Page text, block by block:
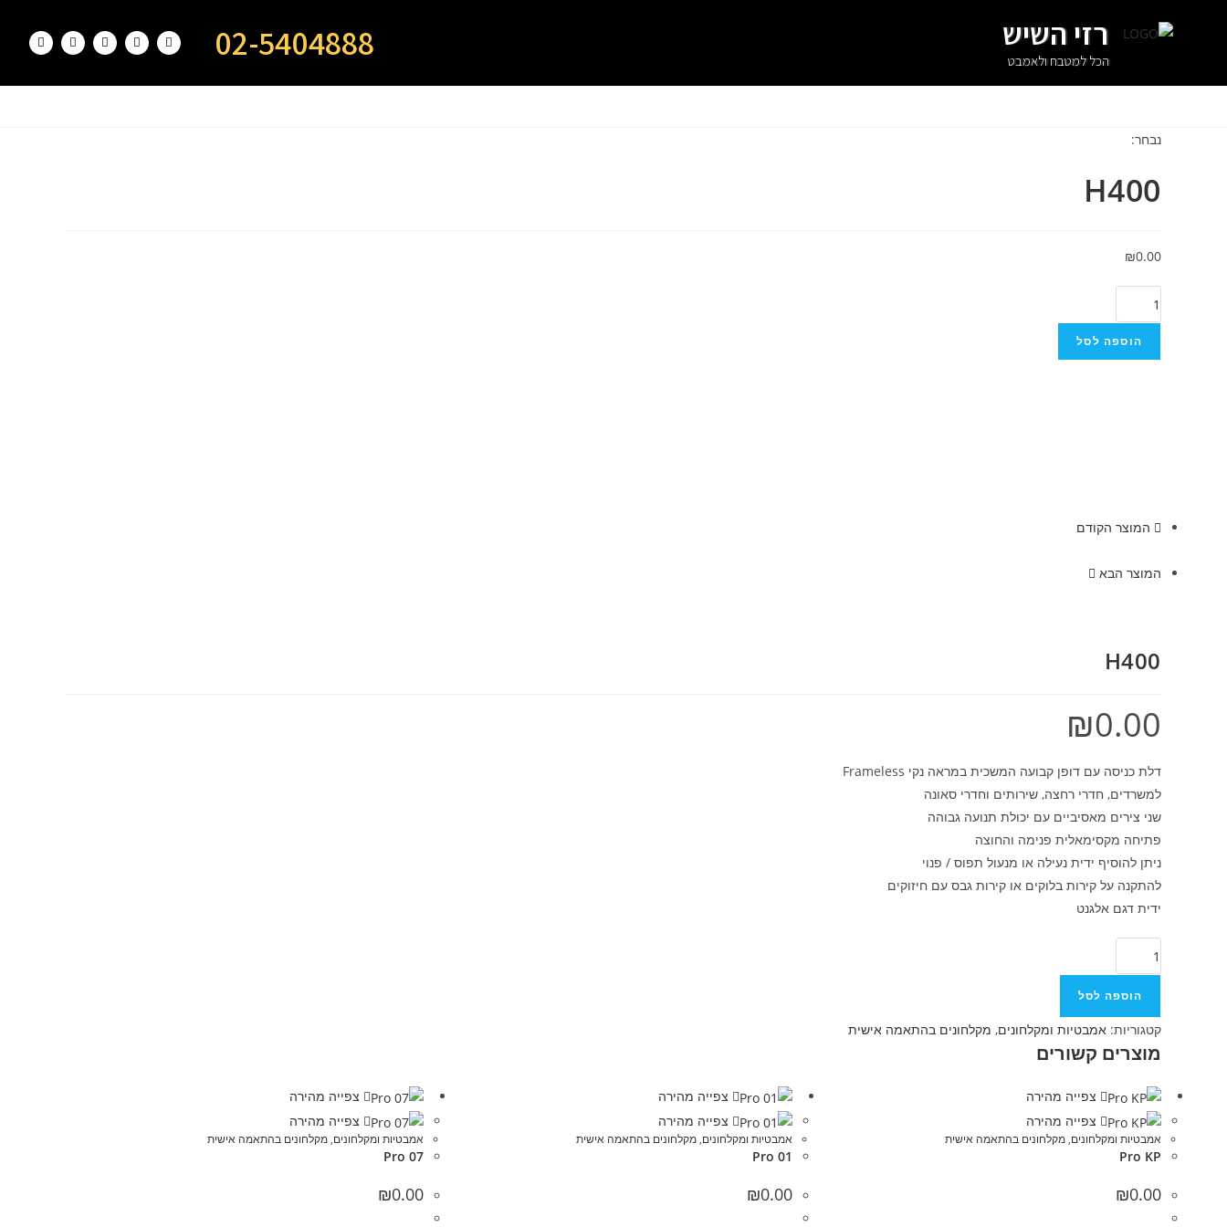
רזי השיש
הכל למטבח ולאמבט 02-5404888
נבחר:
H400
₪0.00
הוספה לסל
המוצר הקודם
המוצר הבא
H400
₪0.00
דלת כניסה עם דופן קבועה המשכית במראה נקי Frameless
למשרדים, חדרי רחצה, שירותים וחדרי סאונה
שני צירים מאסיביים עם יכולת תנועה גבוהה
פתיחה מקסימאלית פנימה והחוצה
ניתן להוסיף ידית נעילה או מנעול תפוס / פנוי
להתקנה על קירות בלוקים או קירות גבס עם חיזוקים
ידית דגם אלגנט
הוספה לסל
קטגוריות: אמבטיות ומקלחונים, מקלחונים בהתאמה אישית
מוצרים קשורים
צפייה מהירה
צפייה מהירה
אמבטיות ומקלחונים,מקלחונים בהתאמה אישית
Pro 07
₪0.00
צפייה מהירה
צפייה מהירה
אמבטיות ומקלחונים,מקלחונים בהתאמה אישית
Pro 01
₪0.00
צפייה מהירה
צפייה מהירה
אמבטיות ומקלחונים,מקלחונים בהתאמה אישית
Pro KP
₪0.00